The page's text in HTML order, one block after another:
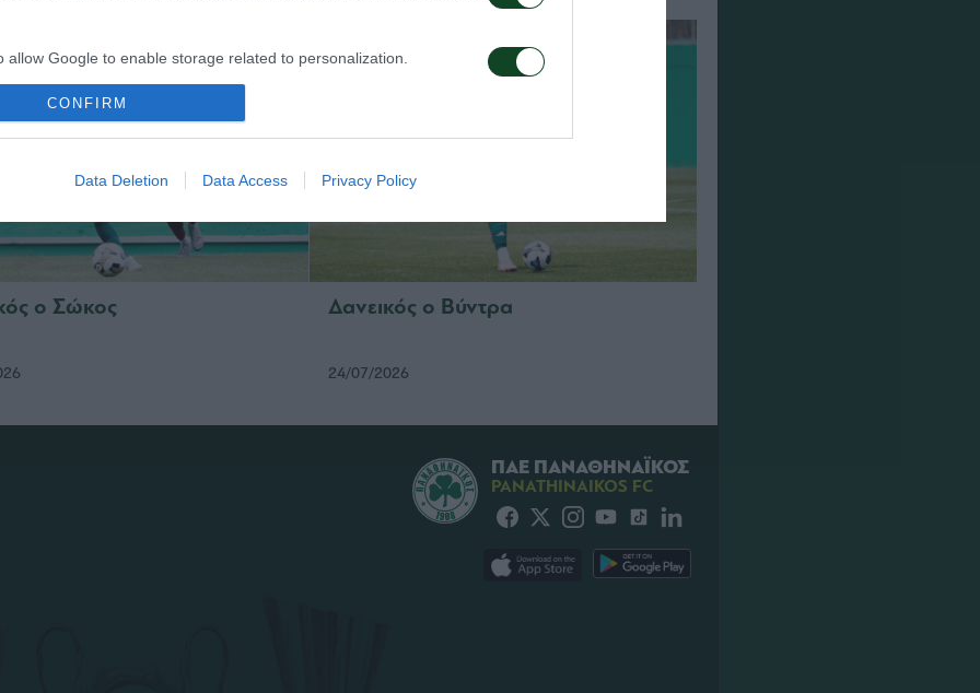
allow Google to enable storage related to personalization.
allow Google to enable storage related to security, including
CONFIRM
Data Deletion Data Access Privacy Policy
ο Σώκος Δανεικός ο Βύντρα
24/07/2026
ΠΑΕ ΠΑΝΑΘΗΝΑΪΚΟΣ
PANATHINAIKOS FC